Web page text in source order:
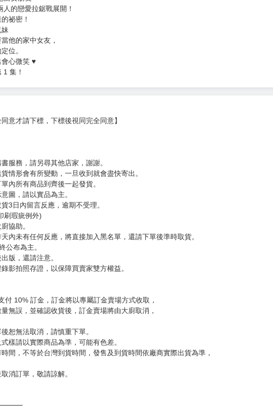
商未取貨≦1次 未完成交易≦1次 （近半年）
女朋友
的戀愛拉鋸戰展開！
的祕密！
他的家中女友，
位。
心微笑 ♥
1 集！
意才請下標，下標後視同完全同意】
服務，請另尋其他店家，謝謝。
內所有商品到齊後一起發貨。
圖，請以實品為主。
3日內留言反應，逾期不受理。
瑕疵例外)
協助。
內未有任何反應，將直接加入黑名單，還請下單後準時取貨。
公布為主。
版，還請注意。
影拍照存證，以保障買賣家雙方權益。